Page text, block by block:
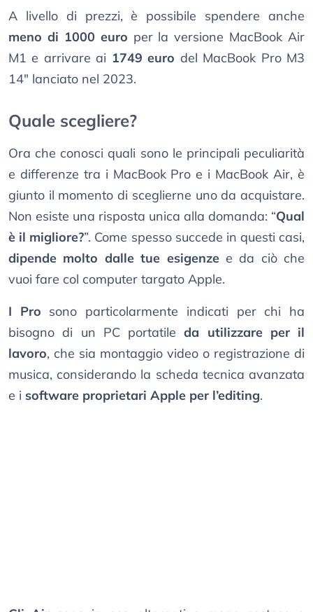
A livello di prezzi, è possibile spendere anche
meno di 1000 euro per la versione MacBook Air
M1 e arrivare ai 1749 euro del MacBook Pro M3
14" lanciato nel 2023.
Quale scegliere?
Ora che conosci quali sono le principali peculiarità
e differenze tra i MacBook Pro e i MacBook Air, è
giunto il momento di sceglierne uno da acquistare.
Non esiste una risposta unica alla domanda: “Qual
è il migliore?”. Come spesso succede in questi casi,
dipende molto dalle tue esigenzee da ciò che
vuoi fare col computer targato Apple.
I Pro sono particolarmente indicati per chi ha
bisogno di un PC portatileda utilizzare per il
lavoro, che sia montaggio video o registrazione di
musica, considerando la scheda tecnica avanzata
e i software proprietari Apple per l’editing.